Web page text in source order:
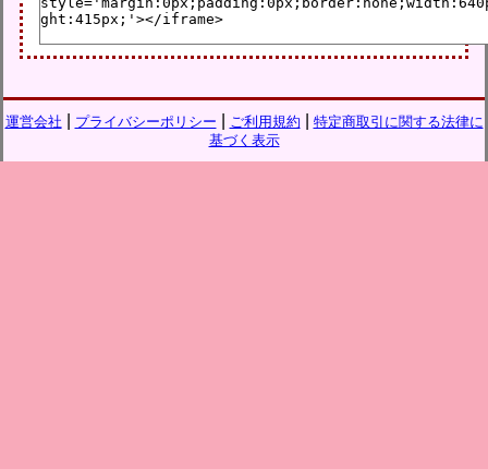
運営会社 プライバシーポリシー ご利用規約
特定商取引に関する法律に
基づく表示